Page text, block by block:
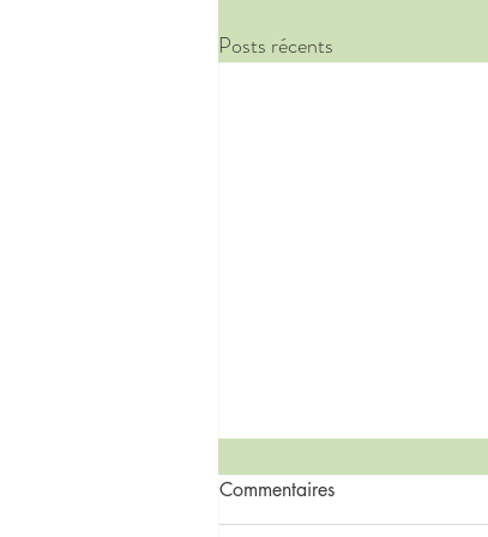
Posts récents
Commentaires